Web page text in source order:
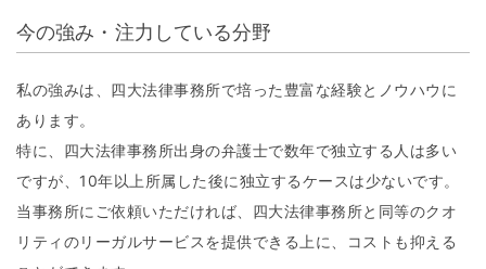
今の強み・注力している分野
私の強みは、四大法律事務所で培った豊富な経験とノウハウに
あります。
特に、四大法律事務所出身の弁護士で数年で独立する人は多い
ですが、10年以上所属した後に独立するケースは少ないです。
当事務所にご依頼いただければ、四大法律事務所と同等のクオ
リティのリーガルサービスを提供できる上に、コストも抑える